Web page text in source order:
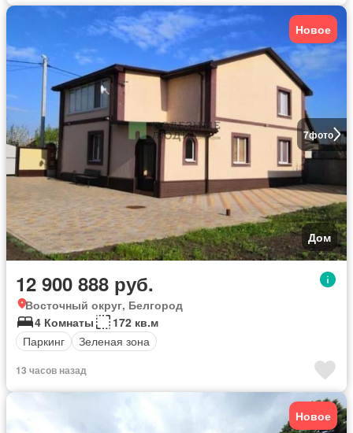
7фото
Новое
Дом
12 900 888 руб.
Восточный округ, Белгород
4 Комнаты
172 кв.м
Паркинг
Зеленая зона
13 часов назад
Новое